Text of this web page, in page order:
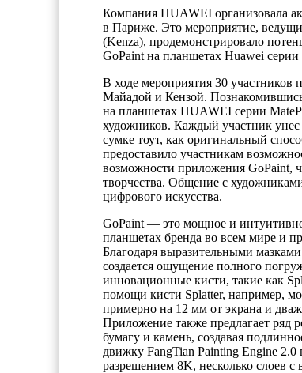
Компания HUAWEI организовала
в Париже. Это мероприятие,
(Kenza), продемонстрировало
GoPaint на планшетах Huawei серии
В ходе мероприятия 30 участников
Майадой и Кензой.
на планшетах HUAWEI серии
художников. Каждый участник
сумке тоут, как оригинальный
предоставило участникам
возможности приложения GoPaint,
творчества. Общение с
цифрового искусства.
GoPaint — это мощное и
планшетах бренда во всем мире и
Благодаря выразительными
создается ощущение полного
инновационные кисти, такие как
помощи кисти Splatter, например,
примерно на 12 мм от экрана и
Приложение также предлагает ряд
бумагу и камень, создавая
движку FangTian Painting Engine 2.0
разрешением 8K, несколько слоев